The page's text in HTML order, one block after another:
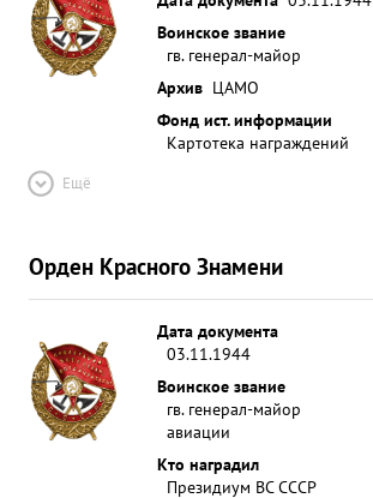
Воинское звание
гв. генерал-майор
Архив ЦАМО
Фонд ист. информации
Картотека награждений
Ещё
Орден Красного Знамени
Дата документа
03.11.1944
Воинское звание
гв. генерал-майор
авиации
Кто наградил
Президиум ВС СССР